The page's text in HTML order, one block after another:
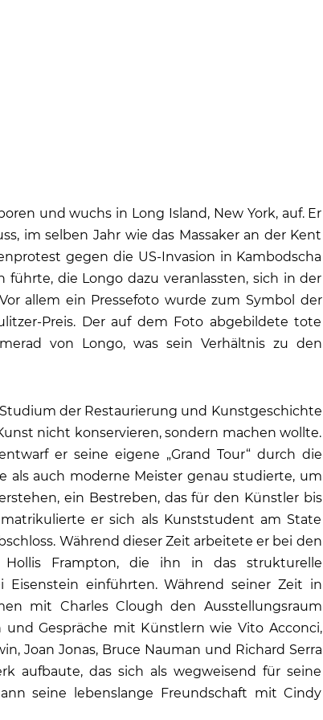
und wuchs in Long Island, New York, auf. Er
im selben Jahr wie das Massaker an der Kent
gegen die US-Invasion in Kambodscha
die Longo dazu veranlassten, sich in der
allem ein Pressefoto wurde zum Symbol der
Preis. Der auf dem Foto abgebildete tote
von Longo, was sein Verhältnis zu den
der Restaurierung und Kunstgeschichte
nicht konservieren, sondern machen wollte.
er seine eigene „Grand Tour“ durch die
als auch moderne Meister genau studierte, um
ein Bestreben, das für den Künstler bis
er sich als Kunststudent am State
Während dieser Zeit arbeitete er bei den
Hollis Frampton, die ihn in das strukturelle
einführten. Während seiner Zeit in
mit Charles Clough den Ausstellungsraum
und Gespräche mit Künstlern wie Vito Acconci,
Joan Jonas, Bruce Nauman und Richard Serra
aufbaute, das sich als wegweisend für seine
seine lebenslange Freundschaft mit Cindy